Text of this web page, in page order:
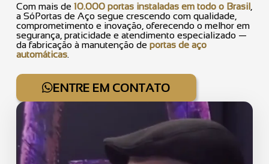
Com mais de 10.000 portas instaladas em todo o Brasil
a SóPortas de Aço segue crescendo com qualidade,
comprometimento e inovação, oferecendo o melhor em
segurança, praticidade e atendimento especializado —
da fabricação à manutenção de portas de aço
automáticas.
ENTRE EM CONTATO